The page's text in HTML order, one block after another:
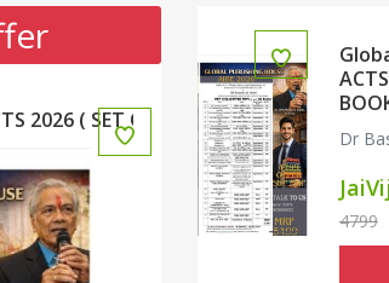
2026 ( SET OF 25 BOOKS)VIPM RSSB LDC
Dr
4799